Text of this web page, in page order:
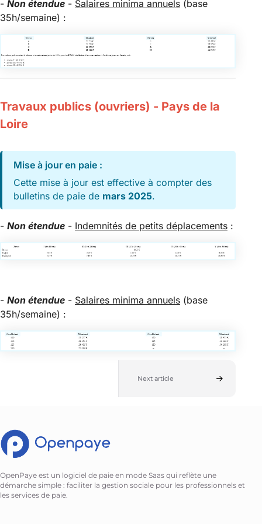
- Non étendue - Salaires minima annuels (base
35h/semaine) :
Travaux publics (ouvriers) - Pays de la
Loire
Mise à jour en paie :
Cette mise à jour est effective à compter des
bulletins de paie de mars 2025.
- Non étendue - Indemnités de petits déplacements :
- Non étendue - Salaires minima annuels (base
35h/semaine) :
Next article
OpenPaye est un logiciel de paie en mode Saas qui reflète une
démarche simple : faciliter la gestion sociale pour les professionnels et
les services de paie.